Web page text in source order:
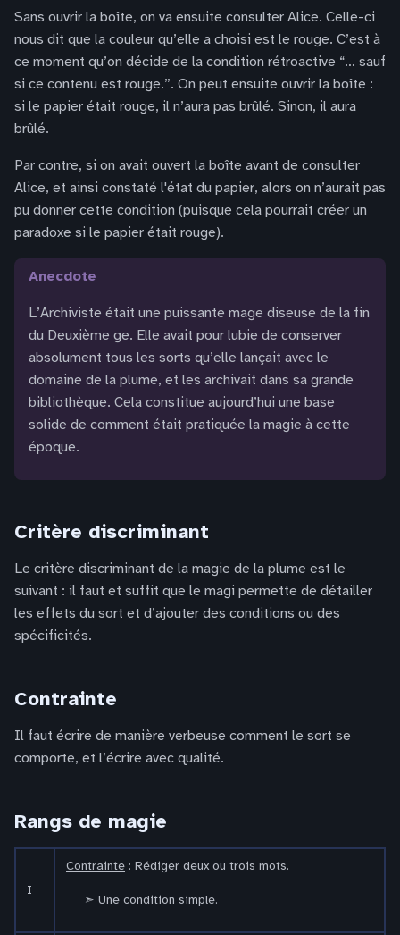
Sans ouvrir la boîte, on va ensuite consulter Alice. Celle-ci
nous dit que la couleur qu’elle a choisi est le rouge. C’est à
ce moment qu’on décide de la condition rétroactive “… sauf
si ce contenu est rouge.”. On peut ensuite ouvrir la boîte :
si le papier était rouge, il n’aura pas brûlé. Sinon, il aura
brûlé.
Par contre, si on avait ouvert la boîte avant de consulter
Alice, et ainsi constaté l'état du papier, alors on n’aurait pas
pu donner cette condition (puisque cela pourrait créer un
paradoxe si le papier était rouge).
anecdote
L’Archiviste était une puissante mage diseuse de la fin
du Deuxième ge. Elle avait pour lubie de conserver
absolument tous les sorts qu’elle lançait avec le
domaine de la plume, et les archivait dans sa grande
bibliothèque. Cela constitue aujourd’hui une base
solide de comment était pratiquée la magie à cette
époque.
Critère discriminant
Le critère discriminant de la magie de la plume est le
suivant : il faut et suffit que le magi permette de détailler
les effets du sort et d’ajouter des conditions ou des
spécificités.
Contrainte
Il faut écrire de manière verbeuse comment le sort se
comporte, et l’écrire avec qualité.
Rangs de magie
I
Contrainte : Rédiger deux ou trois mots.
Une condition simple.